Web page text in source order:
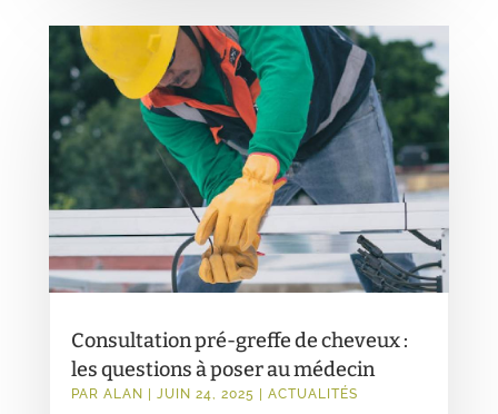
Consultation pré-greffe de cheveux :
les questions à poser au médecin
PAR ALAN JUIN 24, 2025 ACTUALITÉS